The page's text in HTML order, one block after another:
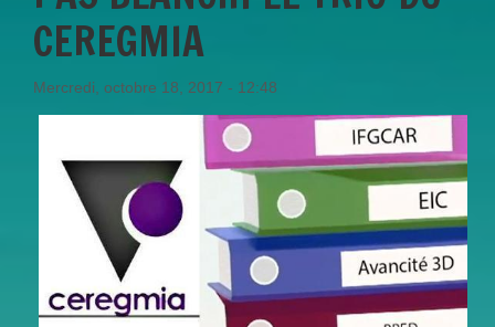
CEREGMIA
Mercredi, octobre 18, 2017 - 12:48